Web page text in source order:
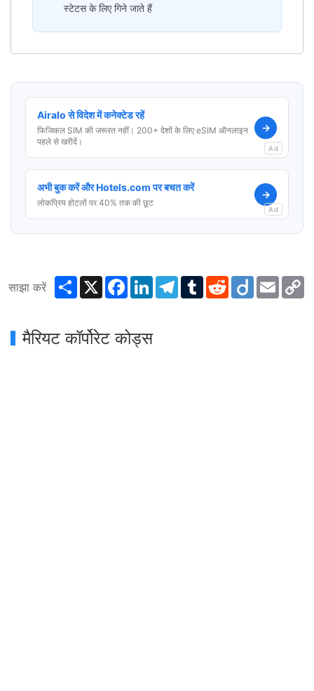
स्टेटस के लिए गिने जाते हैं
Airalo से विदेश में कनेक्टेड रहें
फिजिकल SIM की जरूरत नहीं। 200+ देशों के लिए eSIM ऑनलाइन
पहले से खरीदें।
→
Ad
अभी बुक करें और Hotels.com पर बचत करें
लोकप्रिय होटलों पर 40% तक की छूट
→
Ad
साझा करें ShareX Facebook
LinkedInTelegram
TumblrRedditDiigo Email
मैरियट कॉर्पोरेट कोड्स